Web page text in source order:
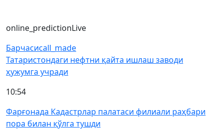
online_predictionLive
Барчасиcall_made
Татаристондаги нефтни қайта ишлаш заводи
ҳужумга учради
10:54
Фарғонада Кадастрлар палатаси филиали раҳбари
пора билан қўлга тушди